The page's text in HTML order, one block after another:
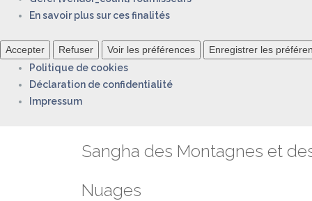
En savoir plus sur ces finalités
Accepter Refuser Voir les préférences Enregistrer les
Politique de cookies
Déclaration de confidentialité
Impressum
Sangha des Montagnes et
Nuages